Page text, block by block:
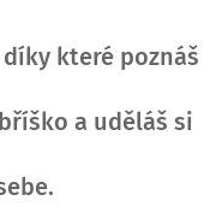
které poznáš
a uděláš si